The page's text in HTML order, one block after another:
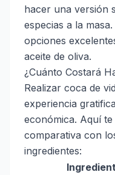
hacer una versión
especias a la
opciones
aceite de oliva.
¿Cuánto Costará
Realizar coca de
experiencia
económica. Aquí
comparativa con
ingredientes: